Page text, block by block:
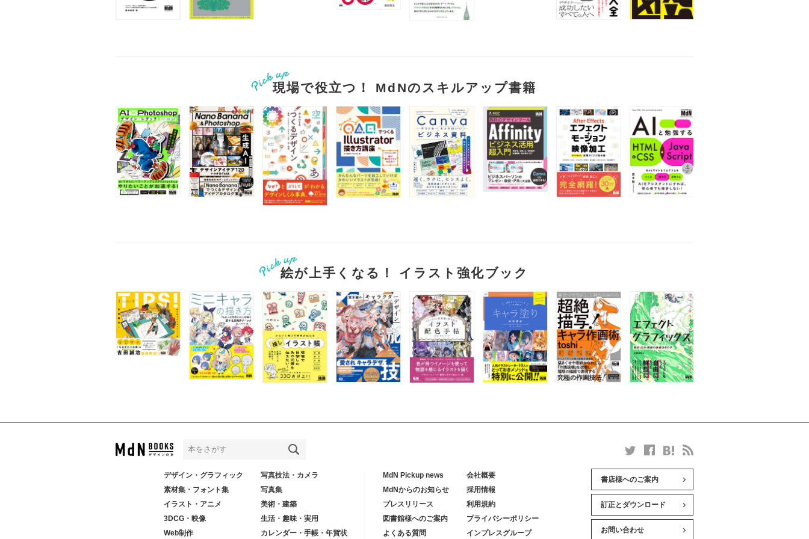
現場で役立つ！ MdNのスキルアップ書籍
絵が上手くなる！ イラスト強化ブック
デザイン・グラフィック
素材集・フォント集
イラスト・アニメ
3DCG・映像
Web制作
写真技法・カメラ
写真集
美術・建築
生活・趣味・実用
カレンダー・手帳・年賀状
MdN Pickup news
MdNからのお知らせ
プレスリリース
図書館様へのご案内
よくある質問
会社概要
採用情報
利用規約
プライバシーポリシー
インプレスグループ
書店様へのご案内
訂正とダウンロード
お問い合わせ